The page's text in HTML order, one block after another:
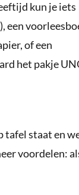
kun je iets
een
of een
het pakje
tafel staat en
voordelen: